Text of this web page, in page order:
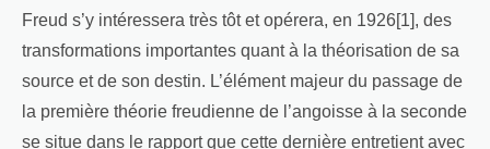
Freud s’y intéressera très tôt et opérera, en 1926[1], des
transformations importantes quant à la théorisation de sa
source et de son destin. L’élément majeur du passage de
la première théorie freudienne de l’angoisse à la seconde
se situe dans le rapport que cette dernière entretient avec